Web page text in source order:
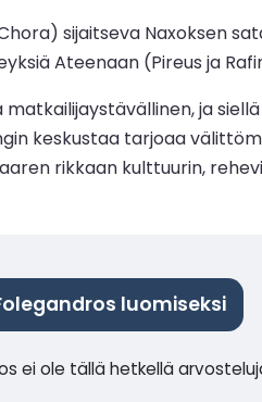
sijaitseva Naxoksen
Ateenaan (Pireus ja
ja
keskustaa tarjoaa
rikkaan kulttuurin,
luomiseksi
ei ole tällä hetkellä